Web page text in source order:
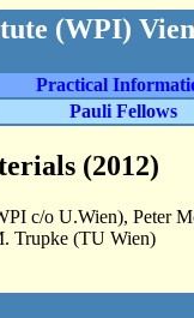
(WPI)
Practical
Pauli Fellows
(2012)
c/o U.Wien), Peter
Trupke (TU Wien)